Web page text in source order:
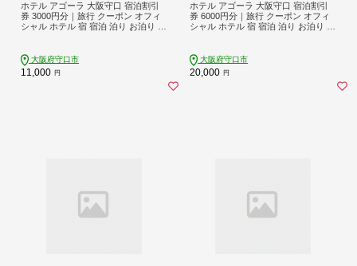
ホテル アゴーラ 大阪守口 宿泊割引
券 3000円分｜旅行 クーポン オフィ
シャル ホテル 宿 宿泊 泊り お泊り 国
大阪府守口市
11,000 円
ホテル アゴーラ 大阪守口 宿泊割引
券 6000円分｜旅行 クーポン オフィ
シャル ホテル 宿 宿泊 泊り お泊り 国
大阪府守口市
20,000 円